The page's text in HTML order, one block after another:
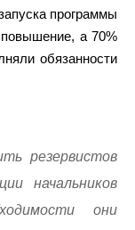
программы
а 70%
обязанности
резервистов
начальников
они